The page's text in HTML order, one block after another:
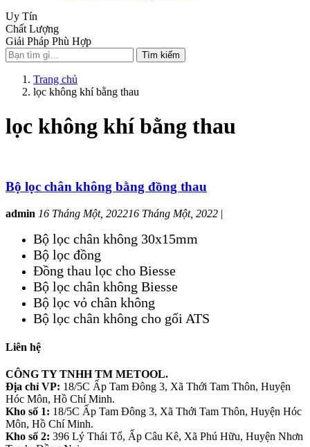
Uy Tín
Chất Lượng
Giải Pháp Phù Hợp
Tìm kiếm
Trang chủ
lọc không khí bằng thau
lọc không khí bằng thau
Bộ lọc chân không bằng đồng thau
admin 16 Tháng Một, 202216 Tháng Một, 2022 |
Bộ lọc chân không 30x15mm
Bộ lọc đồng
Đồng thau lọc cho Biesse
Bộ lọc chân không Biesse
Bộ lọc vỏ chân không
Bộ lọc chân không cho gối ATS
Liên hệ
CÔNG TY TNHH TM METOOL.
Địa chỉ VP: 18/5C Ấp Tam Đông 3, Xã Thới Tam Thôn, Huyện
Hóc Môn, Hồ Chí Minh.
Kho số 1: 18/5C Ấp Tam Đông 3, Xã Thới Tam Thôn, Huyện Hóc
Môn, Hồ Chí Minh.
Kho số 2: 396 Lý Thái Tổ, Ấp Câu Kê, Xã Phú Hữu, Huyện Nhơn